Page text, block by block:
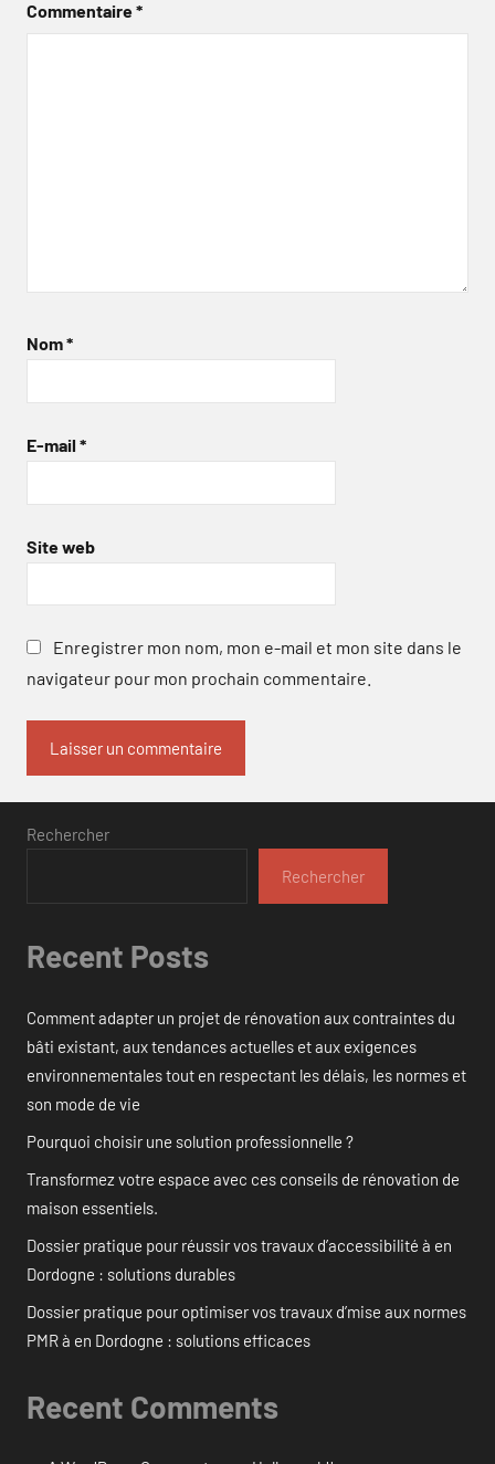
Commentaire*
Nom*
E-mail *
Site web
Enregistrer mon nom, mon e-mail et mon site dans le
navigateur pour mon prochain commentaire.
Rechercher
Rechercher
Recent Posts
Comment adapter un projet de rénovation aux contraintes du
bâti existant, aux tendances actuelles et aux exigences
environnementales tout en respectant les délais, les normes et
son mode de vie
Pourquoi choisir une solution professionnelle ?
Transformez votre espace avec ces conseils de rénovation de
maison essentiels.
Dossier pratique pour réussir vos travaux d’accessibilité à en
Dordogne : solutions durables
Dossier pratique pour optimiser vos travaux d’mise aux normes
PMR à en Dordogne : solutions efficaces
Recent Comments